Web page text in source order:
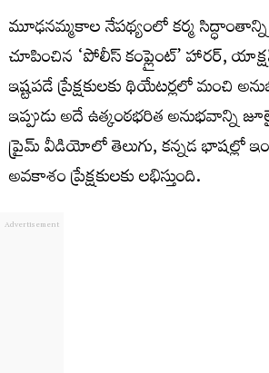
మూఢనమ్మకాల నేపథ్యంలో కర్మ సిద్ధాంతాన్ని
చూపించిన ‘పోలీస్ కంప్లైంట్’ హారర్,
ఇష్టపడే ప్రేక్షకులకు థియేటర్లలో మంచి
ఇప్పుడు అదే ఉత్కంఠభరిత అనుభవాన్ని
ప్రైమ్ వీడియోలో తెలుగు, కన్నడ భాషల్లో
అవకాశం ప్రేక్షకులకు లభిస్తుంది.